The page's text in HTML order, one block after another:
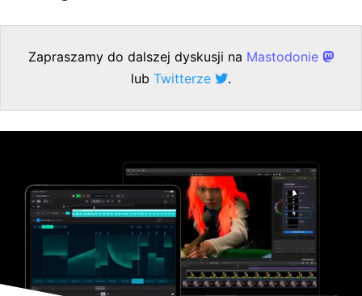
Zapraszamy do dalszej dyskusji na Mastodonie
lub Twitterze .